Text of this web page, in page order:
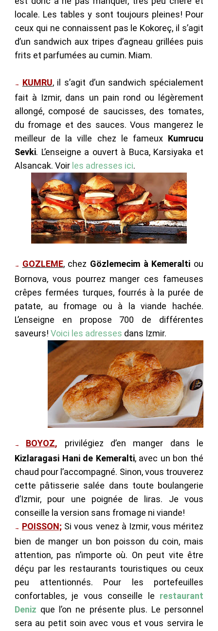
locale. Les tables y sont toujours pleines! Pour
ceux qui ne connaissent pas le Kokoreç, il s’agit
d’un sandwich aux tripes d’agneau grillées puis
frits et parfumées au cumin. Miam.
→ KUMRU, il s’agit d’un sandwich spécialement
fait à Izmir, dans un pain rond ou légèrement
allongé, composé de saucisses, des tomates,
du fromage et des sauces. Vous mangerez le
meilleur de la ville chez le fameux Kumrucu
Sevki. L’enseigne a ouvert à Buca, Karsiyaka et
Alsancak. Voir les adresses ici.
→ GOZLEME, chez Gözlemecim à Kemeralti ou
Bornova, vous pourrez manger ces fameuses
crêpes fermées turques, fourrés à la purée de
patate, au fromage ou à la viande hachée.
L’enseigne en propose 700 de différentes
saveurs! Voici les adresses dans Izmir.
→ BOYOZ, privilégiez d’en manger dans le
Kizlaragasi Hani de Kemeralti, avec un bon thé
chaud pour l’accompagné. Sinon, vous trouverez
cette pâtisserie salée dans toute boulangerie
d’Izmir, pour une poignée de liras. Je vous
conseille la version sans fromage ni viande!
→ POISSON; Si vous venez à Izmir, vous méritez
bien de manger un bon poisson du coin, mais
attention, pas n’importe où. On peut vite être
déçu par les restaurants touristiques ou ceux
peu attentionnés. Pour les portefeuilles
confortables, je vous conseille le restaurant
Deniz que l’on ne présente plus. Le personnel
sera au petit soin avec vous et vous servira le